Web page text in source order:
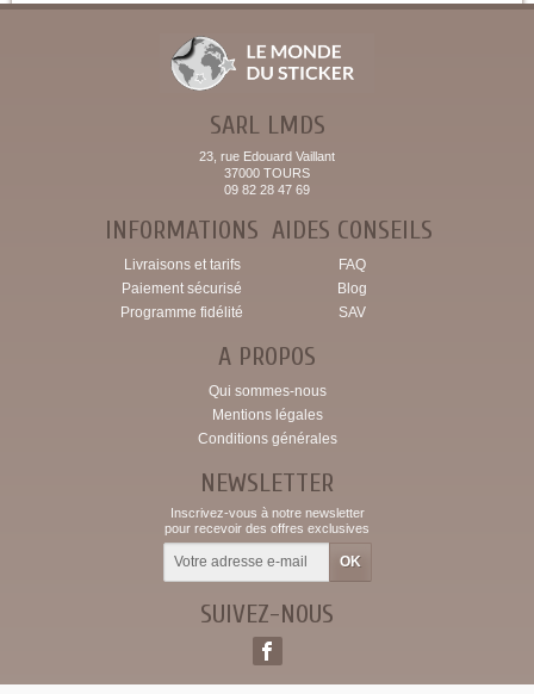
SARL LMDS
23, rue Edouard Vaillant
37000 TOURS
09 82 28 47 69
INFORMATIONS
Livraisons et tarifs
Paiement sécurisé
Programme fidélité
AIDES CONSEILS
FAQ
Blog
SAV
A PROPOS
Qui sommes-nous
Mentions légales
Conditions générales
NEWSLETTER
Inscrivez-vous à notre newsletter
pour recevoir des offres exclusives
SUIVEZ-NOUS